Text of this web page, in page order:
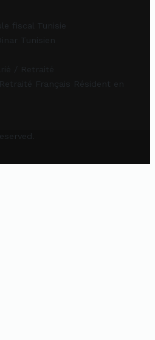
fiscal Tunisie
Tunisien
/ Retraité
Français Résident en